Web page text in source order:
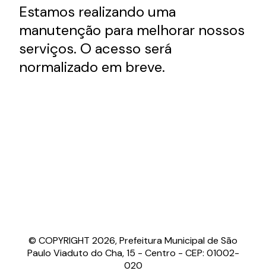
Estamos realizando uma
manutenção para melhorar nossos
serviços. O acesso será
normalizado em breve.
© COPYRIGHT 2026, Prefeitura Municipal de São
Paulo Viaduto do Cha, 15 - Centro - CEP: 01002-
020